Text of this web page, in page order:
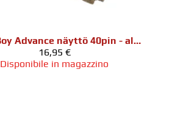
GameBoy Advance näyttö 40pin - alkuperäinen
16,95 €
Disponibile in magazzino